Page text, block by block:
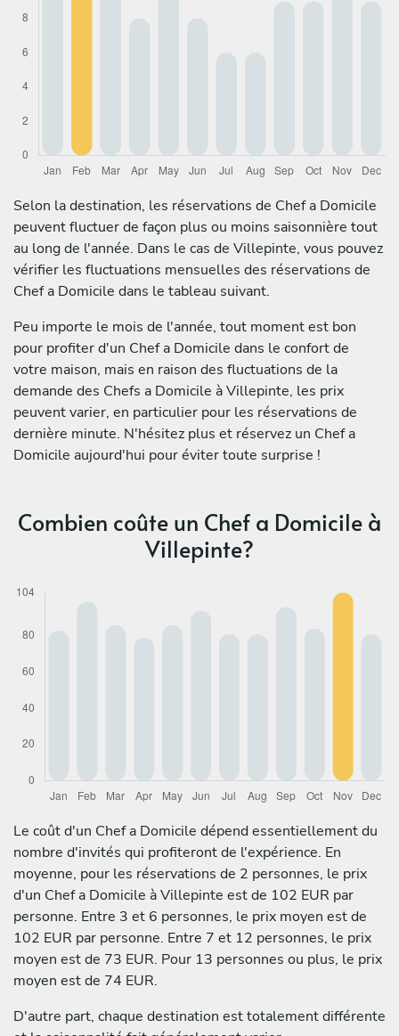
Selon la destination, les réservations de Chef a Domicile
peuvent fluctuer de façon plus ou moins saisonnière tout
au long de l'année. Dans le cas de Villepinte, vous pouvez
vérifier les fluctuations mensuelles des réservations de
Chef a Domicile dans le tableau suivant.
Peu importe le mois de l'année, tout moment est bon
pour profiter d'un Chef a Domicile dans le confort de
votre maison, mais en raison des fluctuations de la
demande des Chefs a Domicile à Villepinte, les prix
peuvent varier, en particulier pour les réservations de
dernière minute. N'hésitez plus et réservez un Chef a
Domicile aujourd'hui pour éviter toute surprise !
Combien coûte un Chef a Domicile à
Villepinte?
Le coût d'un Chef a Domicile dépend essentiellement du
nombre d'invités qui profiteront de l'expérience. En
moyenne, pour les réservations de 2 personnes, le prix
d'un Chef a Domicile à Villepinte est de 102 EUR par
personne. Entre 3 et 6 personnes, le prix moyen est de
102 EUR par personne. Entre 7 et 12 personnes, le prix
moyen est de 73 EUR. Pour 13 personnes ou plus, le prix
moyen est de 74 EUR.
D'autre part, chaque destination est totalement différente